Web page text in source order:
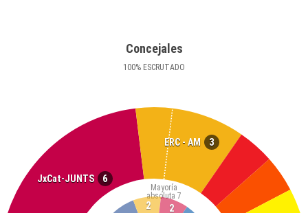
Concejales
100% ESCRUTADO
JxCat-JUNTS 6
ERC - AM 3
Mayoría
absoluta 7
2
2